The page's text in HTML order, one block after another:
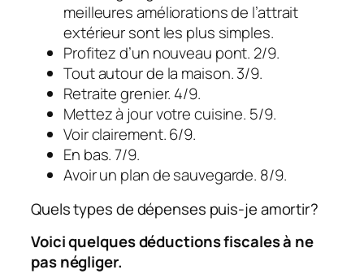
meilleures améliorations de l’attrait
extérieur sont les plus simples.
Profitez d’un nouveau pont. 2/9.
Tout autour de la maison. 3/9.
Retraite grenier. 4/9.
Mettez à jour votre cuisine. 5/9.
Voir clairement. 6/9.
En bas. 7/9.
Avoir un plan de sauvegarde. 8/9.
Quels types de dépenses puis-je amortir?
Voici quelques déductions fiscales à ne
pas négliger.